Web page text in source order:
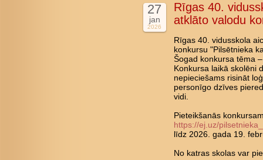
27
jan
2026
Rīgas 40.
atklāto valodu
Rīgas 40. vidusskola
konkursu "Pilsētnieka
Šogad konkursa tēma
Konkursa laikā skolēni
nepieciešams risināt
personīgo dzīves
vidi.
Pieteikšanās
https://ej.uz/
līdz 2026. gada 19.
No katras skolas var